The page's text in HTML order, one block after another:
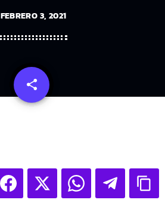
FEBRERO 3, 2021
share
email